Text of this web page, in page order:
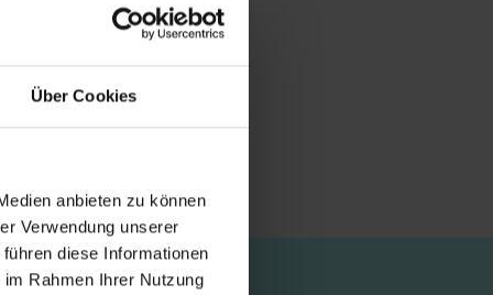
Über Cookies
anbieten zu können
Verwendung unserer
diese Informationen
Rahmen Ihrer Nutzung